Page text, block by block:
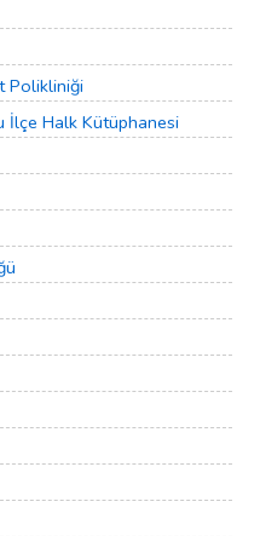
Polikliniği
İlçe Halk Kütüphanesi